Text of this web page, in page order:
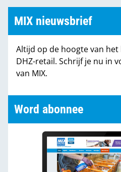
Marktcijfers
Partners
MIX nieuwsbrief
Altijd op de hoogte van
DHZ-retail. Schrijf je nu in
van MIX.
Word abonnee